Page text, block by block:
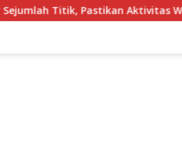
Pastikan Aktivitas Warga